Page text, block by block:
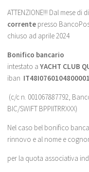
ATTENZIONE!!! Dal mese
corrente presso
chiuso ad aprile 2024
Bonifico bancario
intestato a YACHT CLUB
iban
(c/c n. 001067887792,
BIC/SWIFT BPPIITRRXXX)
Nel caso bel bonifico
rinnovo e al nome e
per la quota associativa